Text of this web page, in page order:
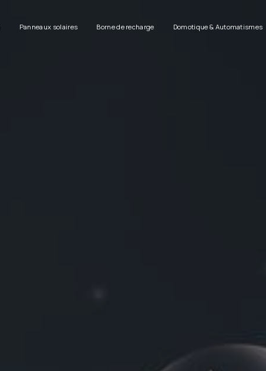
Panneaux solaires Borne de recharge Domotique & Automatismes